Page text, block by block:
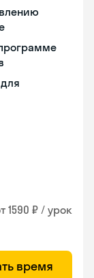
1590 ₽ / урок
время